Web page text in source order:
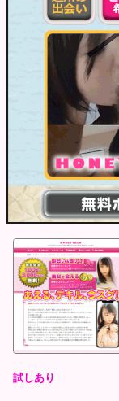
試しあり